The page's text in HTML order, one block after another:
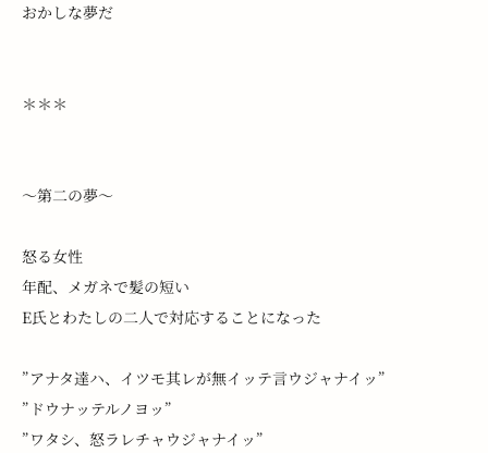
おかしな夢だ
＊＊＊
～第二の夢～
怒る女性
年配、メガネで髪の短い
E氏とわたしの二人で対応することになった
”アナタ達ハ、イツモ其レが無イッテ言ウジャナイッ”
”ドウナッテルノヨッ”
”ワタシ、怒ラレチャウジャナイッ”